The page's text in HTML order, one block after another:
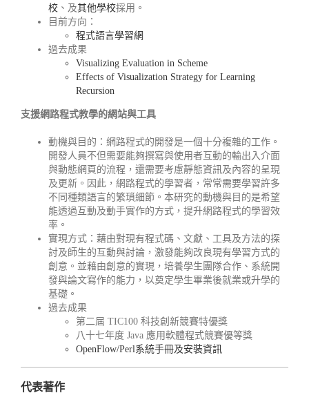
校 、及其他學校採用。
目前方向：
程式語言學習網
過去成果
Visualizing Evaluation in Scheme
Effects of Visualization Strategy for Learning
Recursion
支援網路程式教學的網站與工具
動機與目的：網路程式的開發是一個十分複雜的工作。
開發人員不但需要能夠撰寫與使用者互動的輸出入介面
與動態網頁的流程，還需要考慮靜態資訊及內容的呈現
及更新。因此，網路程式的學習者，常常需要學習許多
不同種類語言的繁瑣細節。本研究的動機與目的是希望
能透過互動及動手實作的方式，提升網路程式的學習效
率。
實現方式：藉由對現有程式碼、文獻、工具及方法的探
討及師生的互動與討論，激發能夠改良現有學習方式的
創意。並藉由創意的實現，培養學生團隊合作、系統開
發與論文寫作的能力，以奠定學生畢業後就業或升學的
基礎。
過去成果
第二屆 TIC100 科技創新競賽特優獎
八十七年度 Java 應用軟體程式競賽優等獎
OpenFlow/Perl系統手冊及安裝資訊
代表著作